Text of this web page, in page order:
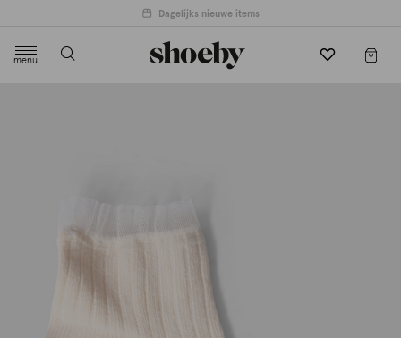
4.5/5 beoordeling door 3807 klanten
menu